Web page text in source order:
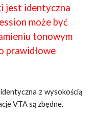
jest identyczna
może być
tonowym
prawidłowe
z wysokością
VTA są zbędne.